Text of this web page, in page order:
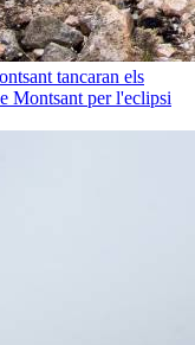
tancaran els
Montsant per l'eclipsi